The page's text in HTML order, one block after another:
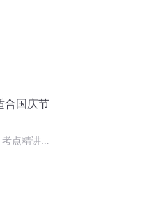
合国庆节
点精讲第